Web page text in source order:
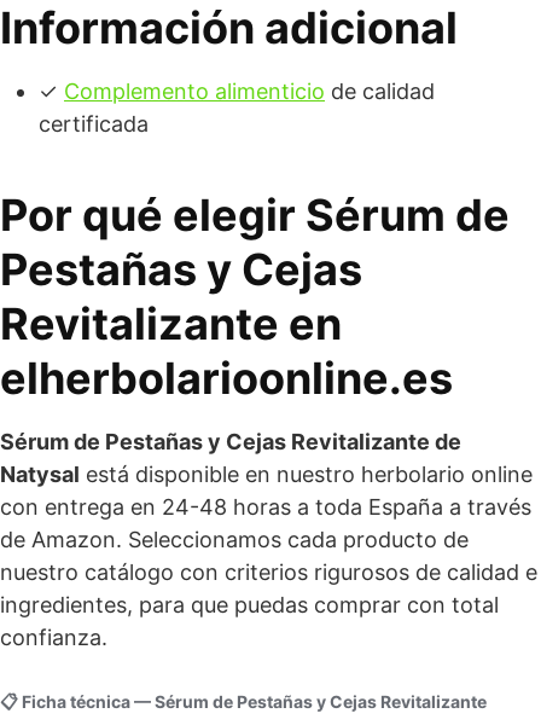
Información adicional
✓ Complemento alimenticio de calidad
certificada
Por qué elegir Sérum de
Pestañas y Cejas
Revitalizante en
elherbolarioonline.es
Sérum de Pestañas y Cejas Revitalizante de
Natysal está disponible en nuestro herbolario online
con entrega en 24-48 horas a toda España a través
de Amazon. Seleccionamos cada producto de
nuestro catálogo con criterios rigurosos de calidad e
ingredientes, para que puedas comprar con total
confianza.
📋 Ficha técnica — Sérum de Pestañas y Cejas Revitalizante